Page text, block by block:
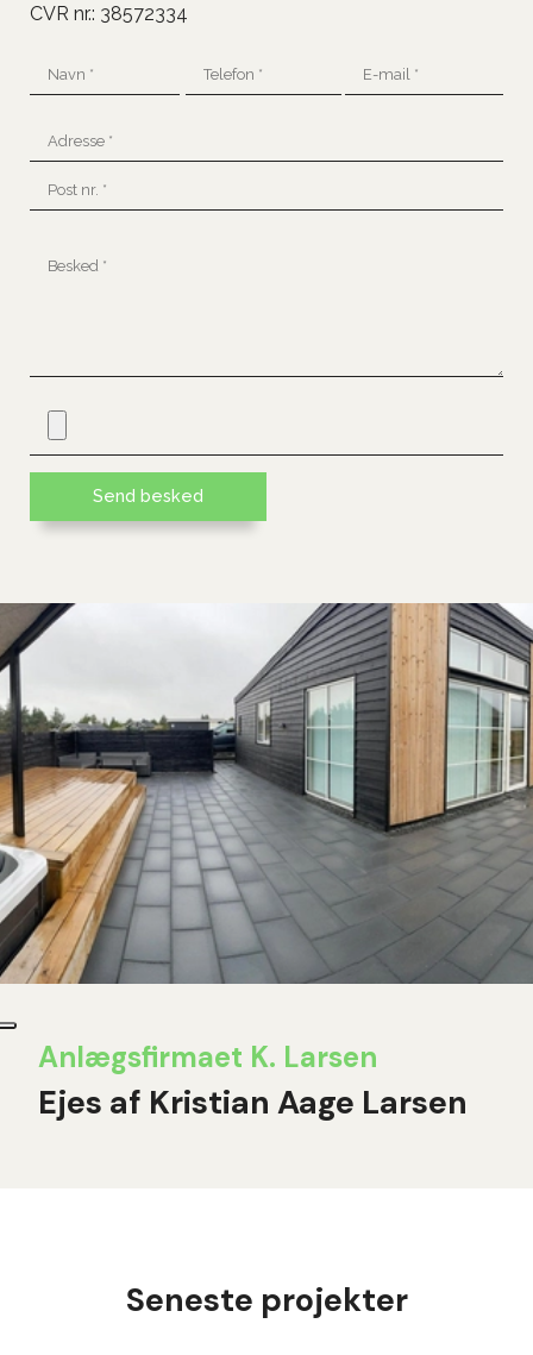
CVR nr.: 38572334
+
post
nr
ADRESSE
POST
NR.
Anlægsfirmaet K. Larsen
Ejes af Kristian Aage Larsen
Seneste projekter